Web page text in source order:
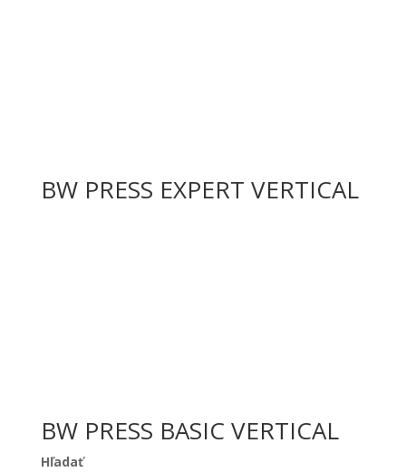
BW PRESS EXPERT VERTICAL
BW PRESS BASIC VERTICAL
Hľadať